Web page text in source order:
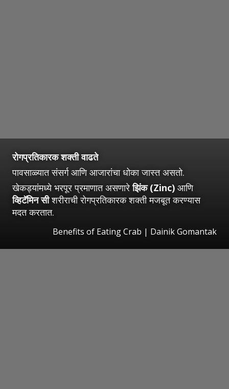
रोगप्रतिकारक शक्ती वाढते
पावसाळ्यात संसर्ग आणि आजारांचा धोका जास्त असतो.
खेकड्यांमध्ये भरपूर प्रमाणात असणारेझिंक (Zinc) आणि
व्हिटॅमिन सीशरीराची रोगप्रतिकारक शक्ती मजबूत करण्यास
मदत करतात.
Benefits of Eating Crab | Dainik Gomantak